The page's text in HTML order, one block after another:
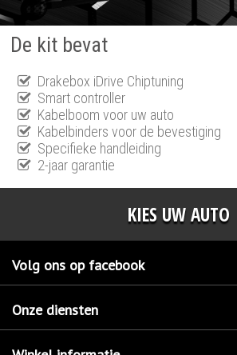
De kit bevat
Drakebox iDrive Chiptuning
Smart controller
Kabelboom voor uw auto
Kabelbinders voor de bevestiging
Specifieke handleiding
2-jaar garantie
KIES UW AUTO
Volg ons op facebook
Onze diensten